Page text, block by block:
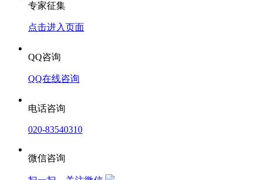
专家征集
点击进入页面
QQ咨询
QQ在线咨询
电话咨询
020-83540310
微信咨询